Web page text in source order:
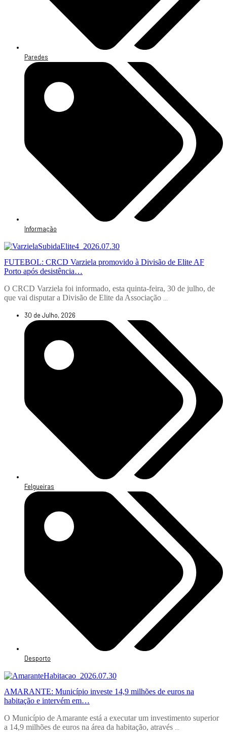
Paredes
Informação
FUTEBOL: CRCD Varziela promovido à Divisão de Elite AF
Porto após desistência…
O CRCD Varziela foi informado, esta quinta-feira, 30 de julho, de
que vai disputar a Divisão de Elite da Associação
30 de Julho, 2026
Felgueiras
Desporto
AMARANTE: Município investe 14,9 milhões de euros na
habitação e intervém em…
O Município de Amarante está a executar um investimento superior
a 14,9 milhões de euros na área da habitação, através ...